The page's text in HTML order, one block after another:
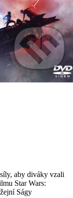
aby diváky vzali
Star Wars:
Ságy